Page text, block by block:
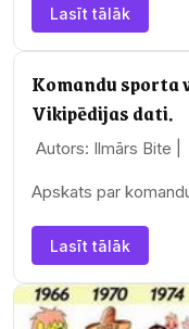
Lasīt tālāk
Komandu sporta
Vikipēdijas dati.
Autors: Ilmārs Bite |
Apskats par
Lasīt tālāk